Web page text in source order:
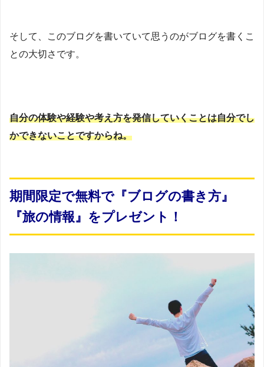
そして、このブログを書いていて思うのがブログを書くこ
との大切さです。
自分の体験や経験や考え方を発信していくことは自分でし
かできないことですからね。
期間限定で無料で『ブログの書き方』
『旅の情報』をプレゼント！